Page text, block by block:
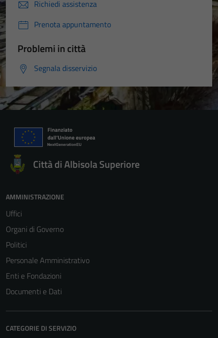
Richiedi assistenza
Prenota appuntamento
Problemi in città
Segnala disservizio
Città di Albisola Superiore
AMMINISTRAZIONE
Uffici
Organi di Governo
Politici
Personale Amministrativo
Enti e Fondazioni
Documenti e Dati
CATEGORIE DI SERVIZIO